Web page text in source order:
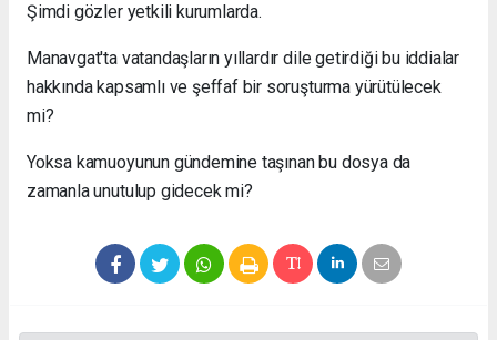
Şimdi gözler yetkili kurumlarda.
Manavgat'ta vatandaşların yıllardır dile getirdiği bu iddialar
hakkında kapsamlı ve şeffaf bir soruşturma yürütülecek
mi?
Yoksa kamuoyunun gündemine taşınan bu dosya da
zamanla unutulup gidecek mi?